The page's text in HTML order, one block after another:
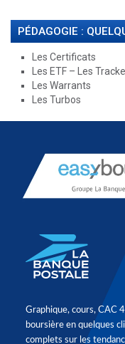
PÉDAGOGIE :
Les Certificats
Les ETF – Les
Les Warrants
Les Turbos
Graphique, cours, CAC
boursière en quelques
complets sur les